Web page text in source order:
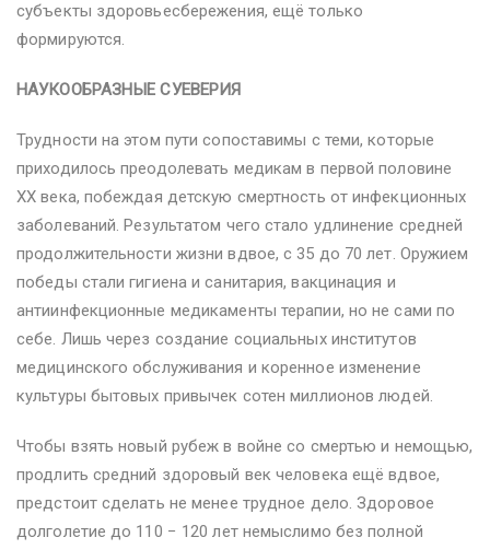
субъекты здоровьесбережения, ещё только
формируются.
НАУКООБРАЗНЫЕ СУЕВЕРИЯ
Трудности на этом пути сопоставимы с теми, которые
приходилось преодолевать медикам в первой половине
XX века, побеждая детскую смертность от инфекционных
заболеваний. Результатом чего стало удлинение средней
продолжительности жизни вдвое, с 35 до 70 лет. Оружием
победы стали гигиена и санитария, вакцинация и
антиинфекционные медикаменты терапии, но не сами по
себе. Лишь через создание социальных институтов
медицинского обслуживания и коренное изменение
культуры бытовых привычек сотен миллионов людей.
Чтобы взять новый рубеж в войне со смертью и немощью,
продлить средний здоровый век человека ещё вдвое,
предстоит сделать не менее трудное дело. Здоровое
долголетие до 110 − 120 лет немыслимо без полной